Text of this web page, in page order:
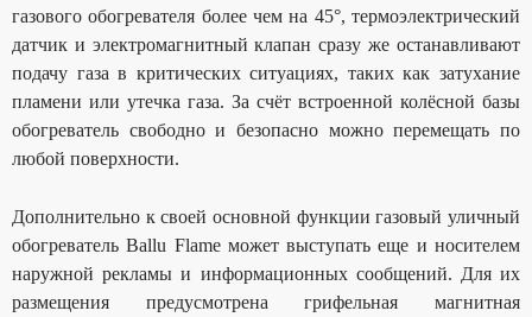
газового обогревателя более чем на 45°, термоэлектрический
датчик и электромагнитный клапан сразу же останавливают
подачу газа в критических ситуациях, таких как затухание
пламени или утечка газа. За счёт встроенной колёсной базы
обогреватель свободно и безопасно можно перемещать по
любой поверхности.
Дополнительно к своей основной функции газовый уличный
обогреватель Ballu Flame может выступать еще и носителем
наружной рекламы и информационных сообщений. Для их
размещения предусмотрена грифельная магнитная